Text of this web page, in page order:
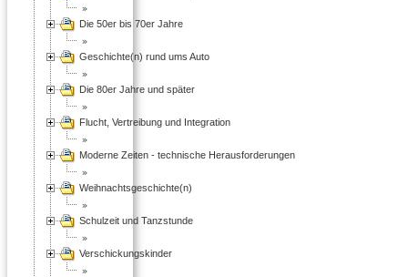
Die 50er bis 70er Jahre
Geschichte(n) rund ums Auto
Die 80er Jahre und später
Flucht, Vertreibung und Integration
Moderne Zeiten - technische Herausforderungen
Weihnachtsgeschichte(n)
Schulzeit und Tanzstunde
Verschickungskinder